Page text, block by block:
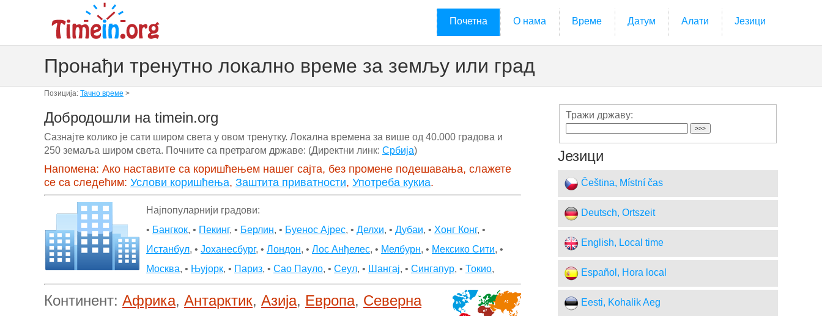
Почетна О нама Време Датум Алати Језици
Пронађи тренутно локално време за земљу или град
Позиција: Тачно време >
Добродошли на timein.org
Сазнајте колико је сати широм света у овом тренутку. Локална времена за више од 40.000 градова и
250 земаља широм света. Почните са претрагом државе: (Директни линк: Србија)
Напомена: Ако наставите са коришћењем нашег сајта, без промене подешавања, слажете
се са следећим: Услови коришћења, Заштита приватности, Употреба кукиа.
Најпопуларнији градови:
• Бангкок, • Пекинг, • Берлин, • Буенос Ајрес, • Делхи, • Дубаи, • Хонг Конг, •
Истанбул, • Јоханесбург, • Лондон, • Лос Анђелес, • Мелбурн, • Мексико Сити, •
Москва, • Њујорк, • Париз, • Сао Пауло, • Сеул, • Шангај, • Сингапур, • Токио,
Континент: Африка, Антарктик, Азија, Европа, Северна
Тражи државу:
Језици
Čeština, Místní čas
Deutsch, Ortszeit
English, Local time
Español, Hora local
Eesti, Kohalik Aeg